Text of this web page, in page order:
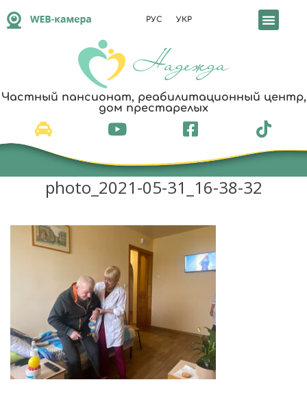
РУС УКР
Частный пансионат, реабилитационный центр,
дом престарелых
photo_2021-05-31_16-38-32